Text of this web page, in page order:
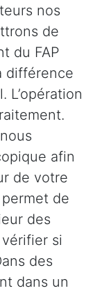
nos
de
du FAP
différence
L’opération
afin
de votre
de
des
si
des
dans un